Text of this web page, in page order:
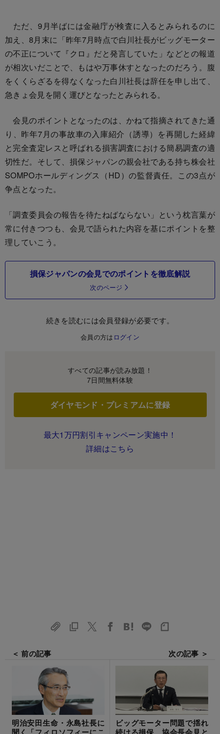
ただ、9月半ばには金融庁が検査に入るとみられるのに
加え、8月末に「昨年7月時点で白川社長がビッグモーター
の不正について『クロ』だと発言していた」などとの報道
が相次いだことで、もはや万事休すとなったのだろう。腹
をくくらざるを得なくなった白川社長は辞任を申し出て、
急きょ会見を開く運びとなったとみられる。
会見のポイントとなったのは、かねて指摘されてきた通
り、昨年7月の事故車の入庫紹介（誘導）を再開した経緯
と完全査定レスと呼ばれる損害調査における簡易調査の適
切性だ。そして、損保ジャパンの親会社である持ち株会社
SOMPOホールディングス（HD）の監督責任。この3点が
争点となった。
「調査委員会の報告を待たねばならない」という枕言葉が
常に付きつつも、会見で語られた内容を基にポイントを整
理していこう。
損保ジャパンの会見でのポイントを徹底解説
次のページ
続きを読むには会員登録が必要です。
会員の方は ログイン
すべての記事が読み放題！
7日間無料体験
ダイヤモンド・プレミアムに登録
最大1万円割引キャンペーン実施中！
詳細はこちら
＜ 前の記事
明治安田生命・永島社長に
次の記事 ＞
ビッグモーター問題で揺れ